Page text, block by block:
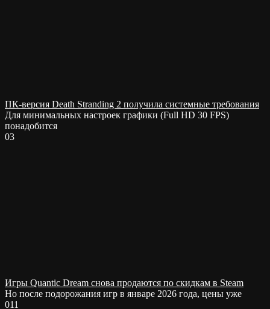
ПК-версия Death Stranding 2 получила системные требования
Для минимальных настроек графики (Full HD 30 FPS)
понадобится
03
Игры Quantic Dream снова продаются по скидкам в Steam
Но после подорожания игр в январе 2026 года, цены уже
011